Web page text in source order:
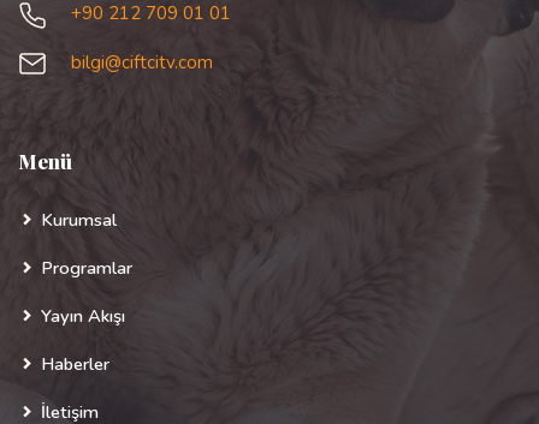
+90 212 709 01 01
bilgi@ciftcitv.com
Menü
Kurumsal
Programlar
Yayın Akışı
Haberler
İletişim